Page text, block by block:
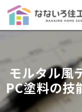
モルタル風
PC塗料の技